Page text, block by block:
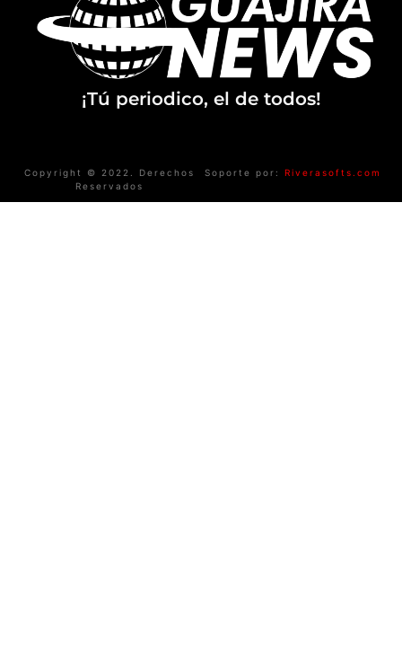
¡Tú periodico, el de todos!
Copyright © 2022. Derechos
Reservados
Soporte por: Riverasofts.com